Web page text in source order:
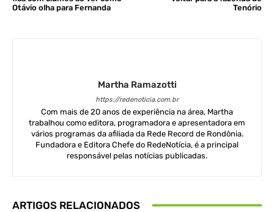
Otávio olha para Fernanda
Tenório
Martha Ramazotti
https://redenoticia.com.br
Com mais de 20 anos de experiência na área, Martha
trabalhou como editora, programadora e apresentadora em
vários programas da afiliada da Rede Record de Rondônia.
Fundadora e Editora Chefe do RedeNotícia, é a principal
responsável pelas notícias publicadas.
ARTIGOS RELACIONADOS